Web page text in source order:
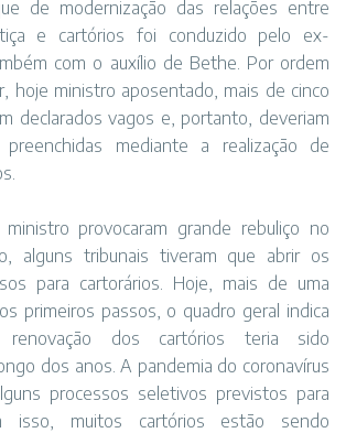
de modernização das relações entre
e cartórios foi conduzido pelo ex-
com o auxílio de Bethe. Por ordem
hoje ministro aposentado, mais de cinco
declarados vagos e, portanto, deveriam
mediante a realização de
provocaram grande rebuliço no
alguns tribunais tiveram que abrir os
para cartorários. Hoje, mais de uma
primeiros passos, o quadro geral indica
renovação dos cartórios teria sido
dos anos. A pandemia do coronavírus
processos seletivos previstos para
isso, muitos cartórios estão sendo